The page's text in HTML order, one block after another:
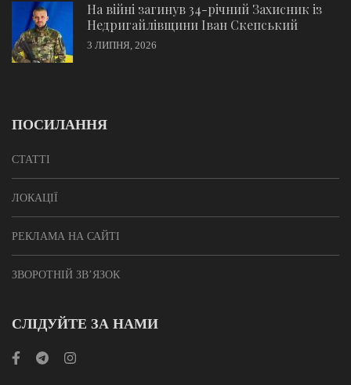
На війні загинув 34-річний Захисник із
Недригайлівщини Іван Скепський
3 ЛИПНЯ, 2026
ПОСИЛАННЯ
СТАТТІ
ЛОКАЦІЇ
РЕКЛАМА НА САЙТІ
ЗВОРОТНІЙ ЗВ’ЯЗОК
СЛІДУЙТЕ ЗА НАМИ